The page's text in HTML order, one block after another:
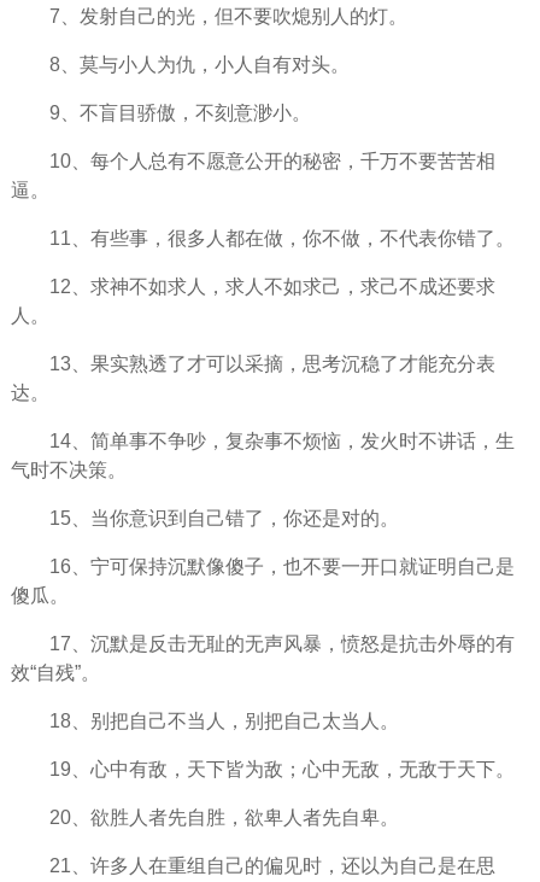
7、发射自己的光，但不要吹熄别人的灯。
8、莫与小人为仇，小人自有对头。
9、不盲目 骄傲 ，不刻意渺小。
10、每个人总有不愿意公开的秘密，千万不要苦苦相
逼。
11、有些事，很多人都在做，你不做，不代表你错了。
12、求神不如求人，求人不如求己，求己不成还要求
人。
13、果实熟透了才可以采摘，思考沉稳了才能充分表
达。
14、简单事不争吵，复杂事不烦恼，发火时不讲话， 生
气时不决策。
15、当你意识到自己错了，你还是对的。
16、宁可保持沉默像傻子，也不要一开口就证明自己是
傻瓜。
17、沉默是反击无耻的无声风暴，愤怒是抗击外辱的有
效“自残”。
18、别把自己不当人，别把自己太当人。
19、心中有敌，天下皆为敌；心中无敌，无敌于天下。
20、欲胜人者先自胜，欲卑人者先自卑。
21、许多人在重组自己的偏见时，还以为自己是在思